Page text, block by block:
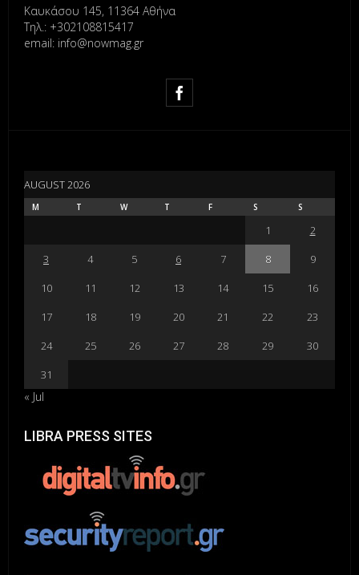
Καυκάσου 145, 11364 Αθήνα
Τηλ.: +302108815417
email: info@nowmag.gr
AUGUST 2026
M T W T F S S
1
2
3
4 5 6 7 8
9
10
11 12 13 14 15
16
17
18 19 20 21 22
23
24
25 26 27 28 29
30
31
« Jul
LIBRA PRESS SITES